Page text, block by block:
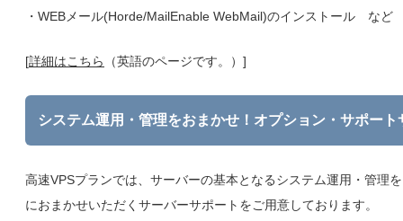
・WEBメール(Horde/MailEnable WebMail)のインストール など
[詳細はこちら （英語のページです。）]
システム運用・管理をおまかせ！オプション・サポート
高速VPSプランでは、サーバーの基本となるシステム運用・管理
におまかせいただくサーバーサポートをご用意しております。